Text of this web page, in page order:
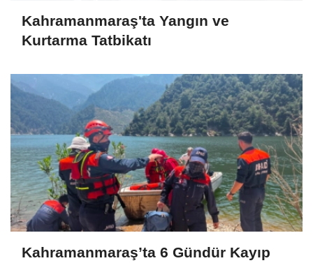
Kahramanmaraş'ta Yangın ve
Kurtarma Tatbikatı
Kahramanmaraş’ta 6 Gündür Kayıp